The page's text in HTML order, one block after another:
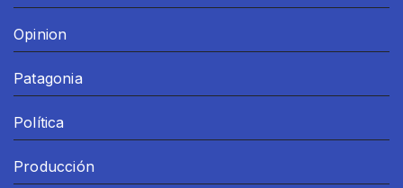
Opinion
Patagonia
Política
Producción